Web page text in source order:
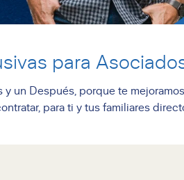
para
y un Después, porque te
para ti y tus familiares